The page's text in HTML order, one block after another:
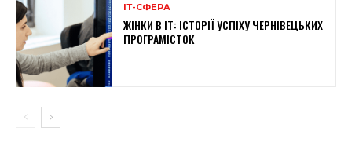
ІТ-СФЕРА
ЖІНКИ В ІТ: ІСТОРІЇ УСПІХУ ЧЕРНІВЕЦЬКИХ
ПРОГРАМІСТОК